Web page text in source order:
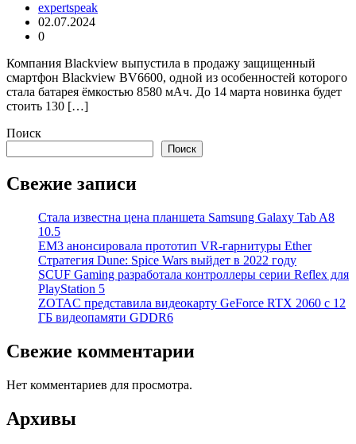
expertspeak
02.07.2024
0
Компания Blackview выпустила в продажу защищенный
смартфон Blackview BV6600, одной из особенностей которого
стала батарея ёмкостью 8580 мАч. До 14 марта новинка будет
стоить 130 […]
Поиск
Поиск
Свежие записи
Стала известна цена планшета Samsung Galaxy Tab A8
10.5
EM3 анонсировала прототип VR-гарнитуры Ether
Стратегия Dune: Spice Wars выйдет в 2022 году
SCUF Gaming разработала контроллеры серии Reflex для
PlayStation 5
ZOTAC представила видеокарту GeForce RTX 2060 с 12
ГБ видеопамяти GDDR6
Свежие комментарии
Нет комментариев для просмотра.
Архивы